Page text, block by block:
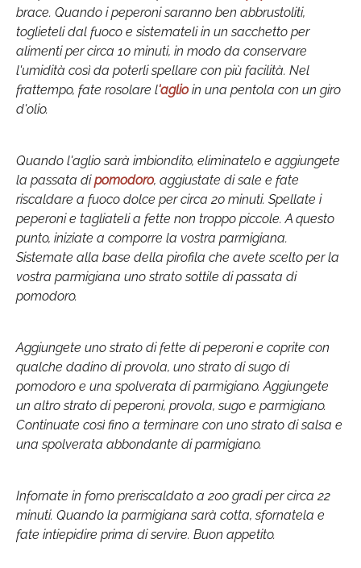
brace. Quando i peperoni saranno ben abbrustoliti,
toglieteli dal fuoco e sistemateli in un sacchetto per
alimenti per circa 10 minuti, in modo da conservare
l'umidità così da poterli spellare con più facilità. Nel
frattempo, fate rosolare l'aglioin una pentola con un giro
d'olio.
Quando l'aglio sarà imbiondito, eliminatelo e aggiungete
la passata dipomodoro, aggiustate di sale e fate
riscaldare a fuoco dolce per circa 20 minuti. Spellate i
peperoni e tagliateli a fette non troppo piccole. A questo
punto, iniziate a comporre la vostra parmigiana.
Sistemate alla base della pirofila che avete scelto per la
vostra parmigiana uno strato sottile di passata di
pomodoro.
Aggiungete uno strato di fette di peperoni e coprite con
qualche dadino di provola, uno strato di sugo di
pomodoro e una spolverata di parmigiano. Aggiungete
un altro strato di peperoni, provola, sugo e parmigiano.
Continuate così fino a terminare con uno strato di salsa e
una spolverata abbondante di parmigiano.
Infornate in forno preriscaldato a 200 gradi per circa 22
minuti. Quando la parmigiana sarà cotta, sfornatela e
fate intiepidire prima di servire. Buon appetito.